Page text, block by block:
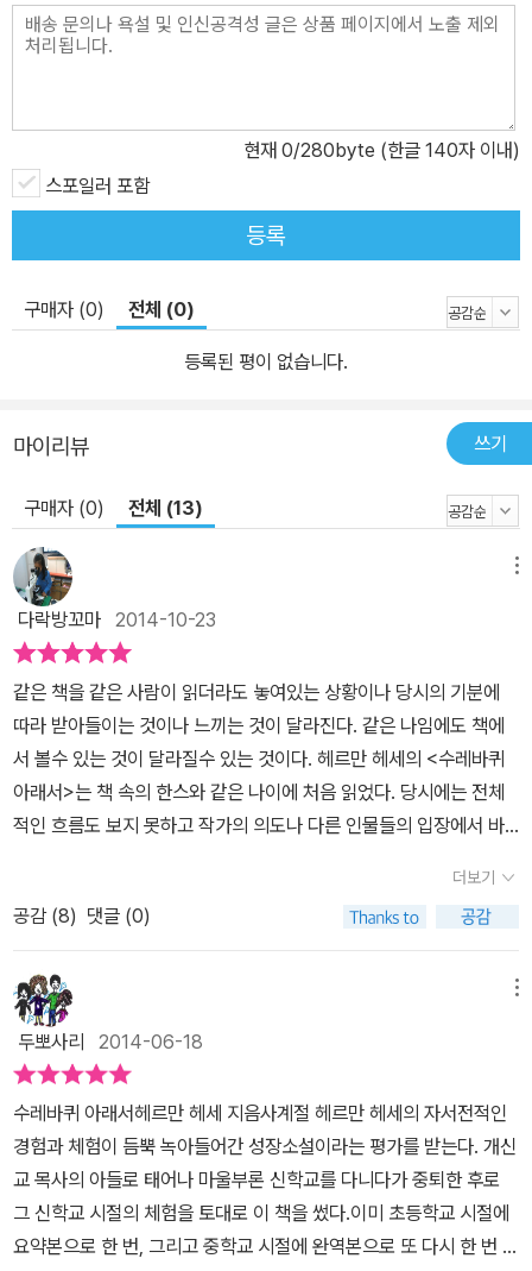
제안을 받고, 교장선생과는 호메로스를 공부하기로 하고, 수학선생에
게서 수학 과외를 받기로 한다. 신학교에 진학해서도 다른 학우들을
알고 있었다. 한스는 꼭 남들보다 앞서고 싶었다. 물론 왜 그래야 하는
지는 자신도 잘 몰랐다. 한스가 주변의 주목을 받은 것은 3년 전부터
였다. 이후 교사들과 목사, 아버지, 특히 교장선생까지 끊임없는 격려
와 자극으로 숨 쉴 새도 없이 한스를 몰아붙였다. 한스 또한 기대를 저
버리지 않고 학년이 올라갈 때마다 부동의 1등 자리를 지켰다. 그와
을 참지 못할 만큼 자부심이 강해졌다. 이제는 쓸데없이 주 시험을 걱
정했던 일조차 옛이야기가 되었다. -62쪽 한스는 방학마저도 온갖 공
두통에 시달린다. 유일하게 이 소년을 걱정하는 사람은 구두 기능장
플라이크 씨뿐이다. 팔다리가 가늘고 몹시 야윈 한스에게 플라이크
공기를 마음껏 들이마시고 운동도 열심히 하고 충분히 쉬라고 충고한
다. 하지만 그는 지나친 경건주의자로 한스에게 다른 영혼들의 아픔
을 어루만지고, 올바른 길로 인도하는 목사가 되라며 역시나 한스에
게 부담만 안긴다. 한스와 하일너, 그리고 교육이라는 이상한 괴물 마
울브론 신학교에서 한스는 여러 유형의 소년들을 만난다. 대학교수의
아들 오토 하르트너, 마을 이장 아들 카를 하멜, 예술가적 기질을 가진
헤르만 하일너, 교활한 구두쇠이자 자기만 아는 에밀 루키우스. 한스
는 어머니 없이 엄하게 커서 애정을 표현하는 데 서투른 데다, 격정적
으로 보이는 것에 대한 두려움, 어린애 같은 자부심에 남들보다 잘하
려는 욕심까지 겹쳐 친구들과 어울리지 못하고 공부에만 매진한다.
는 너무나 다른 이 소년에게 이끌린다. 꿈을 좇는 환상가이자 시인인
하일너는 눈만 뜨면 죽어라 공부밖에 모르는 신학교 소년들을 신랄하
게 비판한다. “우린 호메로스의 오디세이아를 마치 요리책처럼 읽고
있어. 한 시간에 두 구절을 읽으면서 단어 하나하나를 되씹고 분석해.
구역질이 날 정도로 말이야. 그런데도 수업 시간이 끝나갈 즈음엔 항
상 이렇게 말해. 이 작가가 얼마나 섬세하게 표현했는지 이제 여러분
도 잘 알 것이다. 이로써 여러분은 창작의 비밀을 엿보았다! 근데 그런
말은 사실 우리가 불변화사나 부정과거형으로 질식해 죽지 않도록 양
념을 친 것뿐이야! 나는 그런 식의 호메로스에는 전혀 관심이 없어. 대
체 문법을 하나하나 따지고 분석하는 것이 무슨 의미가 있어? 그렇게
그리스 문법을 따지면서도 만약 우리 중의 하나가 그리스 식으로 살
려고 하면 당장 내쳐 버릴걸! 그런데도 우리 방 이름이 헬라스라니 웃
현재 0/280byte (한글 140자 이내)
스포일러 포함
등록
구매자 (0) 전체 (0)
등록된 평이 없습니다.
마이리뷰 쓰기
구매자 (0) 전체 (13)
다락방꼬마 2014-10-23
같은 책을 같은 사람이 읽더라도 놓여있는 상황이나 당시의 기분에
따라 받아들이는 것이나 느끼는 것이 달라진다. 같은 나임에도 책에
서 볼수 있는 것이 달라질수 있는 것이다. 헤르만 헤세의 <수레바퀴
아래서>는 책 속의 한스와 같은 나이에 처음 읽었다. 당시에는 전체
적인 흐름도 보지 못하고 작가의 의도나 다른 인물들의 입장에서 바
밖에 없었다. 내가 놓여있는 상황과 그리 다르지 않고 강하지 못했던
나는 다른 사람들의 기대감을 이겨내지 못하고 이내 무너지고 말았던
것이다. 그렇기에 한스의 마지막과 같은 마지막을 나도 받아들여야하
는 것일지도 모른다는 생각까지 했을 정도이다. 그 당시에는 모든 상
황들을 비관적인 시선으로 바라볼수 밖에 없는 이야기였다. 시간이
흘러 이제는 한스와 비슷한 또래의 아이를 둔 부모가 되었다. 이제는
한스가 아닌 한스의 아버지처럼 변해버린 내가 이 책을 읽게 된 것이
다. 조금은 나약해 보였던 한스를 보듬어 주고 싶고 치열한 경제구도
속에서 힘들어하는 아이의 마음을 들여다보려 노력하게 되었다는 것
이다. 하지만 한편으로는 현실적인 사람이 되었다는 것이 슬프다. 한
스의 아버지처럼 우리 아이들도 공부를 잘해 두각을 나타내었으면 하
는 마음을 가지게 되는 것이다. 아이의 자랑스러운 엄마가 아닌 아이
더보기
공감 (8) 댓글 (0)
두뽀사리 2014-06-18
수레바퀴 아래서헤르만 헤세 지음사계절 헤르만 헤세의 자서전적인
경험과 체험이 듬뿍 녹아들어간 성장소설이라는 평가를 받는다. 개신
교 목사의 아들로 태어나 마울부론 신학교를 다니다가 중퇴한 후로
그 신학교 시절의 체험을 토대로 이 책을 썼다.이미 초등학교 시절에
요약본으로 한 번, 그리고 중학교 시절에 완역본으로 또 다시 한 번